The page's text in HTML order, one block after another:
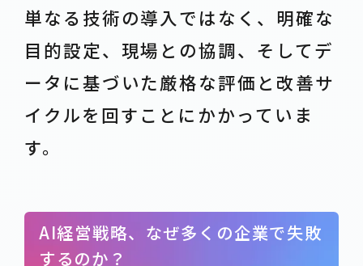
単なる技術の導入ではなく、明確な
目的設定、現場との協調、そしてデ
ータに基づいた厳格な評価と改善サ
イクルを回すことにかかっていま
す。
AI経営戦略、なぜ多くの企業で失敗
するのか？